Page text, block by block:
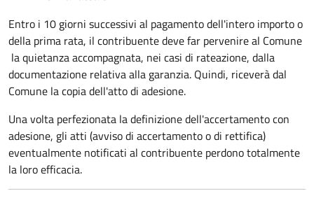
Entro i 10 giorni successivi al pagamento dell'intero importo o
della prima rata, il contribuente deve far pervenire al Comune
la quietanza accompagnata, nei casi di rateazione, dalla
documentazione relativa alla garanzia. Quindi, riceverà dal
Comune la copia dell'atto di adesione.
Una volta perfezionata la definizione dell'accertamento con
adesione, gli atti (avviso di accertamento o di rettifica)
eventualmente notificati al contribuente perdono totalmente
la loro efficacia.